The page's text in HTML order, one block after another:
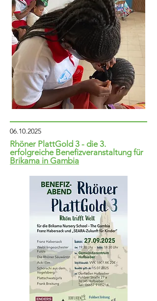
06.10.2025
Rhöner PlattGold 3 - die 3.
erfolgreiche Benefizveranstaltung für
Brikama in Gambia